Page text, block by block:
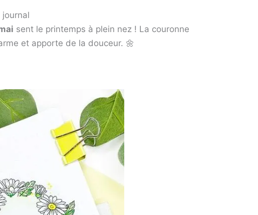
sent le printemps à plein nez ! La couronne
et apporte de la douceur. 🌼